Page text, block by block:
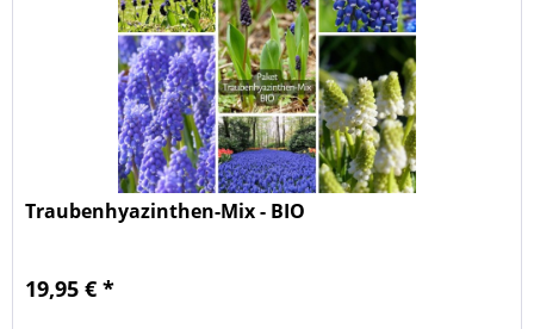
Traubenhyazinthen-Mix - BIO
19,95 € *